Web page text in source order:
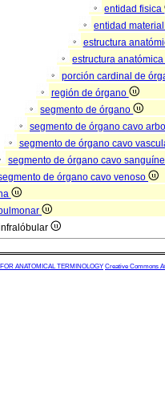
entidad fisica
entidad
estructura
estructura
porción cardinal de
región de órgano
segmento de órgano
segmento de órgano cavo
segmento de órgano cavo
segmento de órgano cavo
de órgano cavo venoso
ANATOMICAL TERMINOLOGY Creative Commons